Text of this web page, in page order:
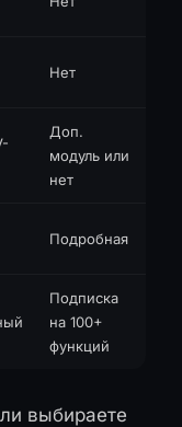
Нет
Доп.
модуль или
нет
Подробная
Подписка
на 100+
функций
выбираете